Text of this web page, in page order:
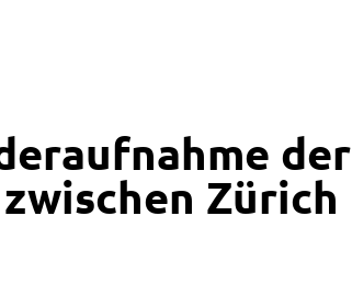
der
Zürich